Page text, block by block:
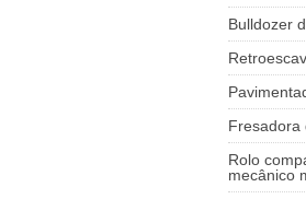
Bulldozer
Fresadora
Rolo
mecânico